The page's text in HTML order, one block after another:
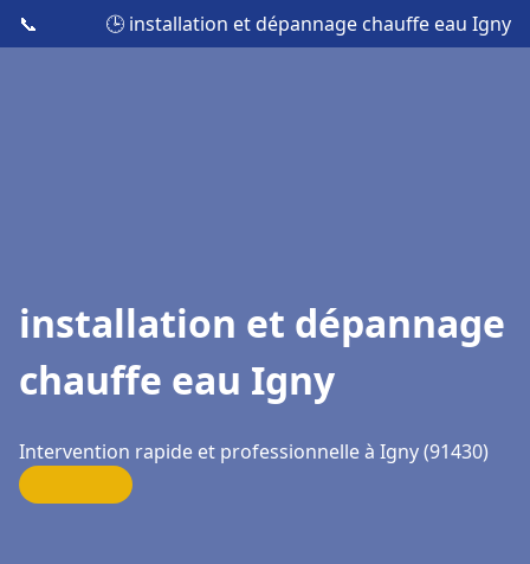
📞 🕒 installation et dépannage chauffe eau Igny
installation et dépannage
chauffe eau Igny
Intervention rapide et professionnelle à Igny (91430)